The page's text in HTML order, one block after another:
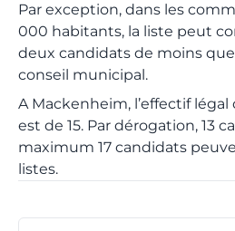
Par exception, dans les
000 habitants, la liste peut
deux candidats de moins
conseil municipal.
A Mackenheim, l’effectif
est de 15. Par dérogation, 13
maximum 17 candidats
listes.